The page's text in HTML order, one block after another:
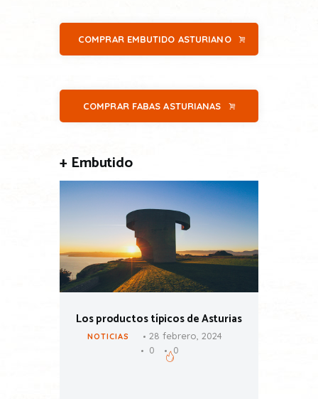
COMPRAR EMBUTIDO ASTURIANO
COMPRAR FABAS ASTURIANAS
+ Embutido
Los productos típicos de Asturias
NOTICIAS
28 febrero, 2024
0
0